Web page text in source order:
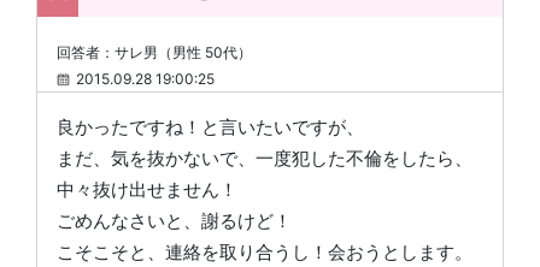
回答者：サレ男（男性 50代）
2015.09.28 19:00:25
良かったですね！と言いたいですが、
まだ、気を抜かないで、一度犯した不倫をしたら、
中々抜け出せません！
ごめんなさいと、謝るけど！
こそこそと、連絡を取り合うし！会おうとします。